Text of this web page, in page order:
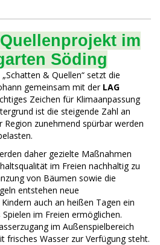
im
Söding
„Schatten & Quellen“ setzt die
gemeinsam mit der LAG
Zeichen für Klimaanpassung
ist die steigende Zahl an
Region zunehmend spürbar werden
daher gezielte Maßnahmen
im Freien nachhaltig zu
von Bäumen sowie die
entstehen neue
auch an heißen Tagen ein
im Freien ermöglichen.
im Außenspielbereich
frisches Wasser zur Verfügung steht.